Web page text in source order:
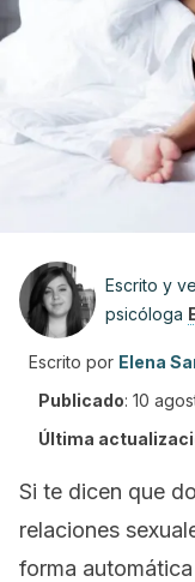
Escrito y
psicóloga
Escrito por Elena
Publicado: 10
Última
Si te dicen que
relaciones
forma